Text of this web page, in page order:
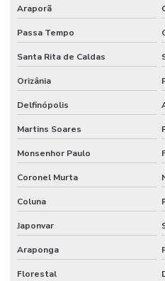
Araporã
Passa Tempo
Santa Rita de Caldas
Orizânia
Delfinópolis
Martins Soares
Monsenhor Paulo
Coronel Murta
Coluna
Japonvar
Araponga
Florestal